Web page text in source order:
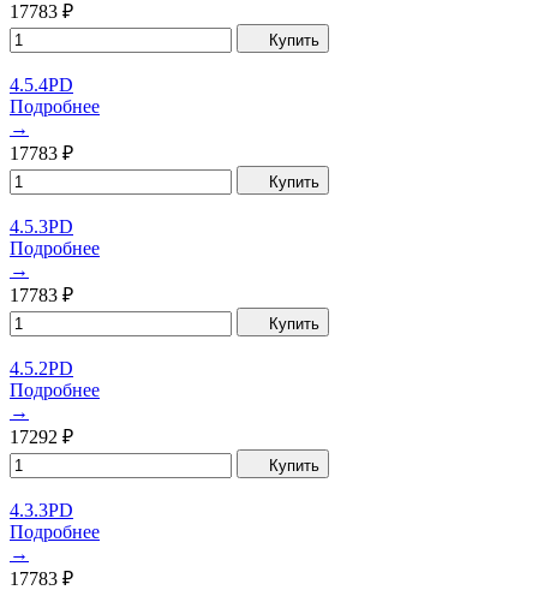
17783 ₽
Купить
4.5.4PD
Подробнее
→
17783 ₽
Купить
4.5.3PD
Подробнее
→
17783 ₽
Купить
4.5.2PD
Подробнее
→
17292 ₽
Купить
4.3.3PD
Подробнее
→
17783 ₽